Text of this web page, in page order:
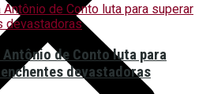
Antônio de Conto luta para
devastadoras